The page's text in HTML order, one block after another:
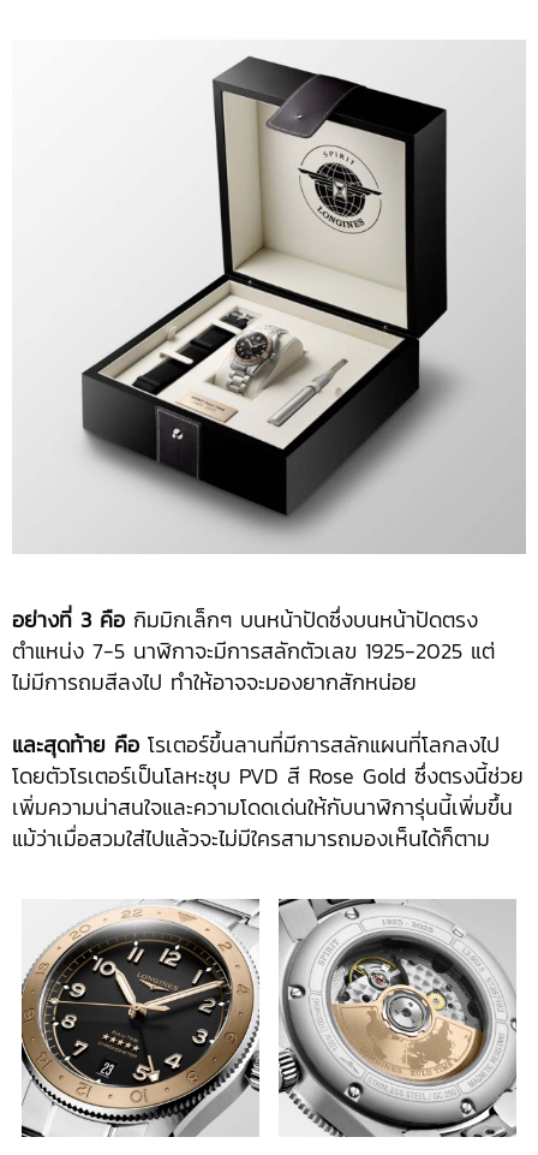
อย่างที่ 3 คือ กิมมิกเล็กๆ บนหน้าปัดซึ่งบนหน้าปัดตรง
ตำแหน่ง 7-5 นาฬิกาจะมีการสลักตัวเลข 1925-2025 แต่
ไม่มีการถมสีลงไป ทำให้อาจจะมองยากสักหน่อย
และสุดท้าย คือ โรเตอร์ขึ้นลานที่มีการสลักแผนที่โลกลงไป
โดยตัวโรเตอร์เป็นโลหะชุบ PVD สี Rose Gold ซึ่งตรงนี้ช่วย
เพิ่มความน่าสนใจและความโดดเด่นให้กับนาฬิการุ่นนี้เพิ่มขึ้น
แม้ว่าเมื่อสวมใส่ไปแล้วจะไม่มีใครสามารถมองเห็นได้ก็ตาม